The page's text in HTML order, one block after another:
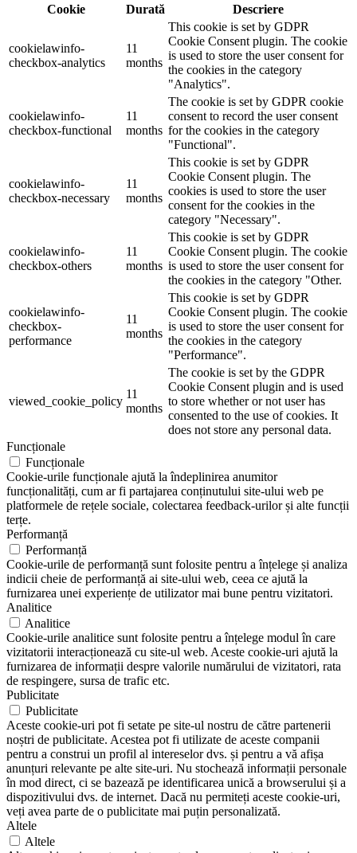
Cookie
Durată Descriere
cookielawinfo-
checkbox-analytics
11
months
This cookie is set by GDPR
Cookie Consent plugin. The cookie
is used to store the user consent for
the cookies in the category
"Analytics".
cookielawinfo-
checkbox-functional
11
months
The cookie is set by GDPR cookie
consent to record the user consent
for the cookies in the category
"Functional".
cookielawinfo-
checkbox-necessary
11
months
This cookie is set by GDPR
Cookie Consent plugin. The
cookies is used to store the user
consent for the cookies in the
category "Necessary".
cookielawinfo-
checkbox-others
11
months
This cookie is set by GDPR
Cookie Consent plugin. The cookie
is used to store the user consent for
the cookies in the category "Other.
cookielawinfo-
checkbox-
performance
11
months
This cookie is set by GDPR
Cookie Consent plugin. The cookie
is used to store the user consent for
the cookies in the category
"Performance".
viewed_cookie_policy
11
months
The cookie is set by the GDPR
Cookie Consent plugin and is used
to store whether or not user has
consented to the use of cookies. It
does not store any personal data.
Funcționale
Funcționale
Cookie-urile funcționale ajută la îndeplinirea anumitor
funcționalități, cum ar fi partajarea conținutului site-ului web pe
platformele de rețele sociale, colectarea feedback-urilor și alte funcții
terțe.
Performanță
Performanță
Cookie-urile de performanță sunt folosite pentru a înțelege și analiza
indicii cheie de performanță ai site-ului web, ceea ce ajută la
furnizarea unei experiențe de utilizator mai bune pentru vizitatori.
Analitice
Analitice
Cookie-urile analitice sunt folosite pentru a înțelege modul în care
vizitatorii interacționează cu site-ul web. Aceste cookie-uri ajută la
furnizarea de informații despre valorile numărului de vizitatori, rata
de respingere, sursa de trafic etc.
Publicitate
Publicitate
Aceste cookie-uri pot fi setate pe site-ul nostru de către partenerii
noștri de publicitate. Acestea pot fi utilizate de aceste companii
pentru a construi un profil al intereselor dvs. și pentru a vă afișa
anunțuri relevante pe alte site-uri. Nu stochează informații personale
în mod direct, ci se bazează pe identificarea unică a browserului și a
dispozitivului dvs. de internet. Dacă nu permiteți aceste cookie-uri,
veți avea parte de o publicitate mai puțin personalizată.
Altele
Altele